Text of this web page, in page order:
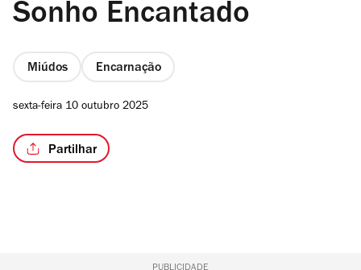
Sonho Encantado
Miúdos Encarnação
sexta-feira 10 outubro 2025
Partilhar